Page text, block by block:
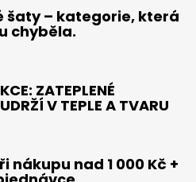
šaty – kategorie, která
chyběla.
ZATEPLENÉ
V TEPLE A TVARU
nákupu nad 1 000 Kč +